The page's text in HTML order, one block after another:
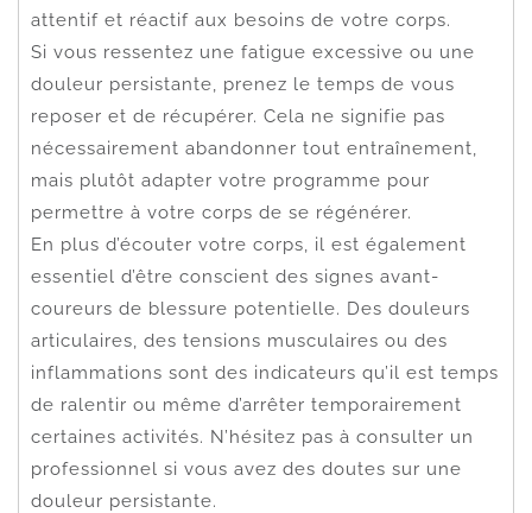
attentif et réactif aux besoins de votre corps.
Si vous ressentez une fatigue excessive ou une
douleur persistante, prenez le temps de vous
reposer et de récupérer. Cela ne signifie pas
nécessairement abandonner tout entraînement,
mais plutôt adapter votre programme pour
permettre à votre corps de se régénérer.
En plus d’écouter votre corps, il est également
essentiel d’être conscient des signes avant-
coureurs de blessure potentielle. Des douleurs
articulaires, des tensions musculaires ou des
inflammations sont des indicateurs qu’il est temps
de ralentir ou même d’arrêter temporairement
certaines activités. N’hésitez pas à consulter un
professionnel si vous avez des doutes sur une
douleur persistante.